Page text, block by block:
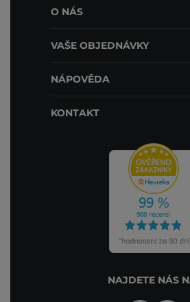
O NÁS
VAŠE OBJEDNÁVKY
NÁPOVĚDA
KONTAKT
NAJDETE NÁS